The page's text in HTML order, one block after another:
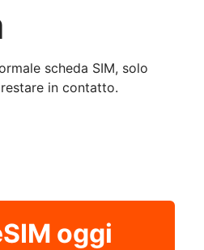
scheda SIM, solo
in contatto.
oggi